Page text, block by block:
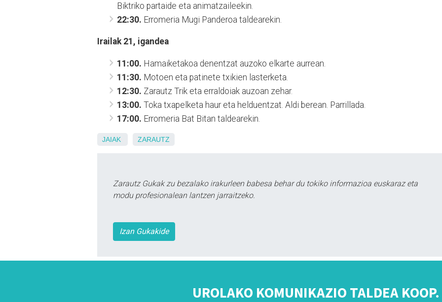
Biktriko partaide eta animatzaileekin.
22:30. Erromeria Mugi Panderoa taldearekin.
Irailak 21, igandea
11:00. Hamaiketakoa denentzat auzoko elkarte aurrean.
11:30. Motoen eta patinete txikien lasterketa.
12:30. Zarautz Trik eta erraldoiak auzoan zehar.
13:00. Toka txapelketa haur eta helduentzat. Aldi berean. Parrillada.
17:00. Erromeria Bat Bitan taldearekin.
JAIAK ZARAUTZ
Zarautz Gukak zu bezalako irakurleen babesa behar du tokiko informazioa euskaraz eta
modu profesionalean lantzen jarraitzeko.
Izan Gukakide
UROLAKO KOMUNIKAZIO TALDEA